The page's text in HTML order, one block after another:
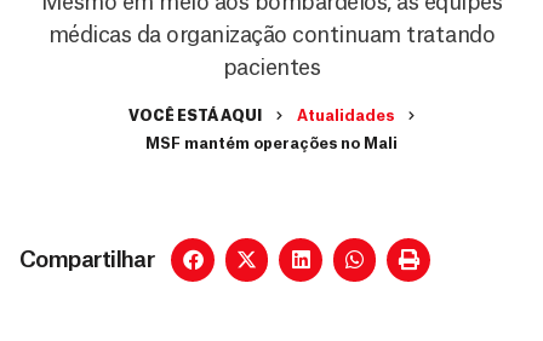
médicas da organização continuam tratando
pacientes
VOCÊ ESTÁ AQUI
Atualidades
MSF mantém operações no Mali
Compartilhar